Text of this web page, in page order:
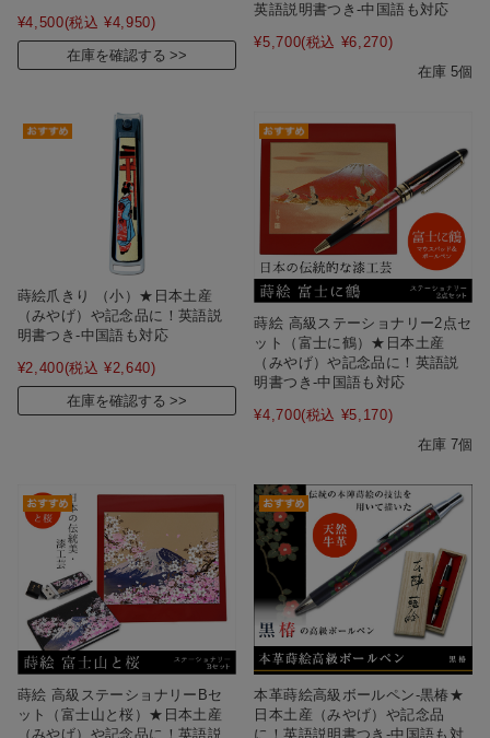
¥4,500(税込 ¥4,950)
在庫を確認する
英語説明書つき-中国語も対応
¥5,700(税込 ¥6,270)
在庫 5個
蒔絵爪きり （小）★日本土産
（みやげ）や記念品に！英語説
明書つき-中国語も対応
¥2,400(税込 ¥2,640)
在庫を確認する
蒔絵 高級ステーショナリー2点セ
ット（富士に鶴）★日本土産
（みやげ）や記念品に！英語説
明書つき-中国語も対応
¥4,700(税込 ¥5,170)
在庫 7個
蒔絵 高級ステーショナリーBセ
ット（富士山と桜）★日本土産
（みやげ）や記念品に！英語説
本革蒔絵高級ボールペン‐黒椿★
日本土産（みやげ）や記念品
に！英語説明書つき-中国語も対